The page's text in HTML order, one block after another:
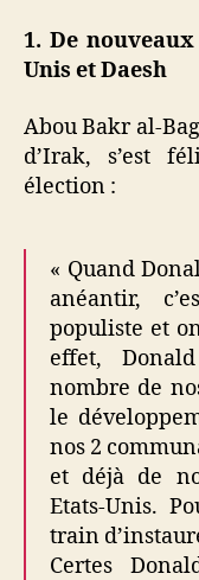
1. De
Unis et Daesh
Abou Bakr al-
d’Irak, s’est
élection :
« Quand
anéantir,
populiste et
effet,
nombre de
le
nos 2
et déjà de
Etats-Unis.
train
Certes